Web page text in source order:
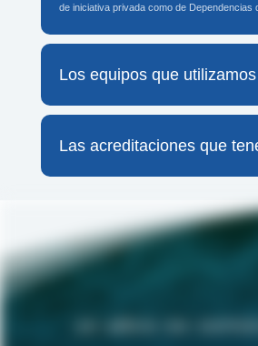
de iniciativa privada como de Dependencias
Los equipos que utilizamos
Las acreditaciones que